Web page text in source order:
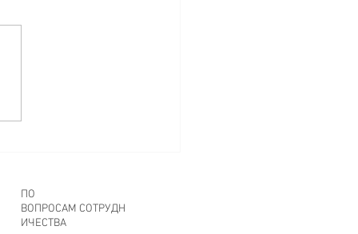
ПО
ВОПРОСАМ СОТРУДН
ИЧЕСТВА